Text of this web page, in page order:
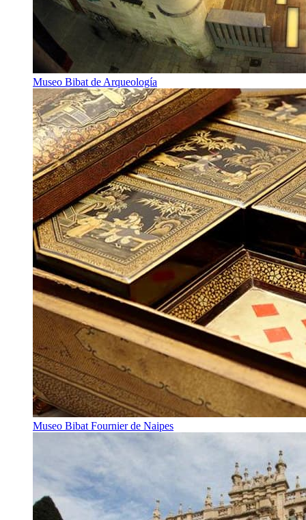
Museo Bibat de Arqueología
Museo Bibat Fournier de Naipes